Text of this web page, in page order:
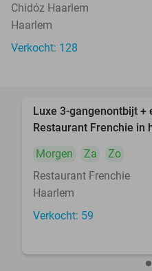
Chidóz Haarlem
Haarlem
Verkocht: 128
Luxe 3-gangenontbijt +
Restaurant Frenchie in
Morgen
Za
Zo
Restaurant Frenchie
Haarlem
Verkocht: 59